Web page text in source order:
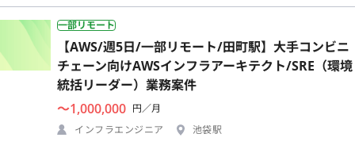
一部リモート
【AWS/週5日/一部リモート/田町駅】大手コンビニ
チェーン向けAWSインフラアーキテクト/SRE（環境
統括リーダー）業務案件
〜1,000,000 円／月
インフラエンジニア
池袋駅